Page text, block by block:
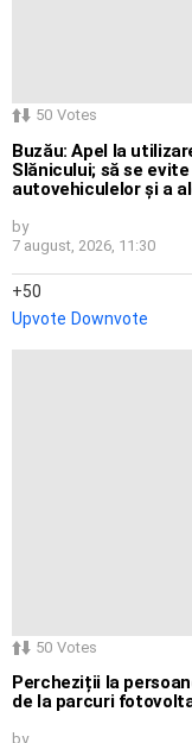
50 Votes
Buzău: Apel la
Slănicului; să se
autovehiculelor și a
by
7 august, 2026, 11:30
50
Upvote Downvote
50 Votes
Percheziții la
de la parcuri
by